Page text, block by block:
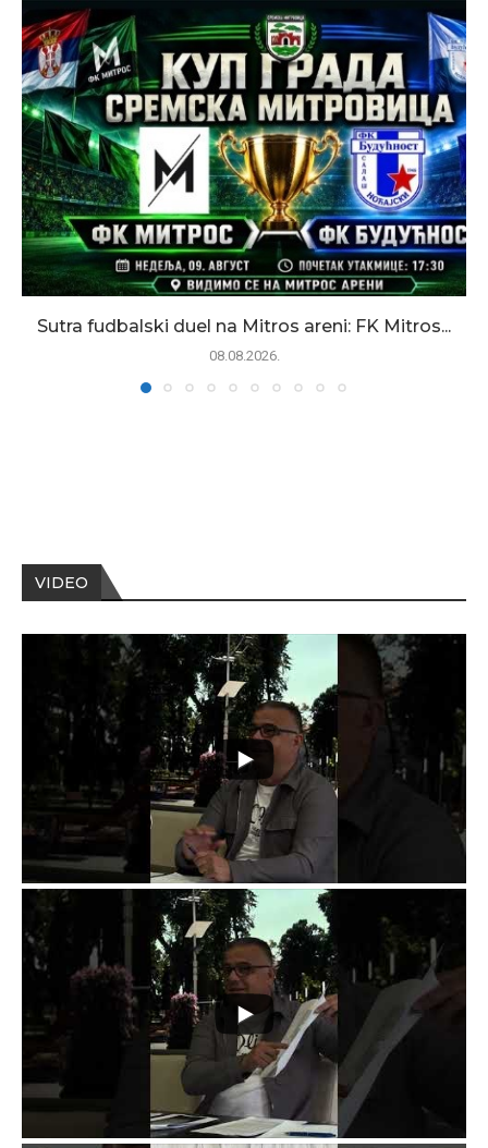
Sutra fudbalski duel na Mitros areni: FK Mitros...
08.08.2026.
VIDEO